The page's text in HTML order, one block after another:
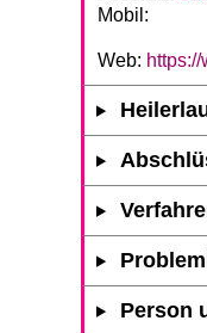
Mobil:
Web:
Person